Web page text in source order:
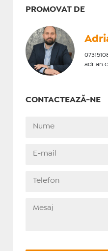
PROMOVAT DE
CONTACTEAZĂ-NE